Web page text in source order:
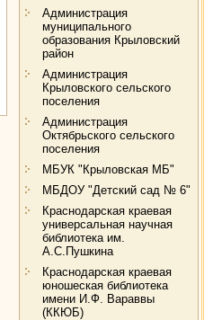
Администрация
муниципального
образования Крыловский
район
Администрация
Крыловского сельского
поселения
Администрация
Октябрьского сельского
поселения
МБУК "Крыловская МБ"
МБДОУ "Детский сад № 6"
Краснодарская краевая
универсальная научная
библиотека им.
А.С.Пушкина
Краснодарская краевая
юношеская библиотека
имени И.Ф. Вараввы
(ККЮБ)